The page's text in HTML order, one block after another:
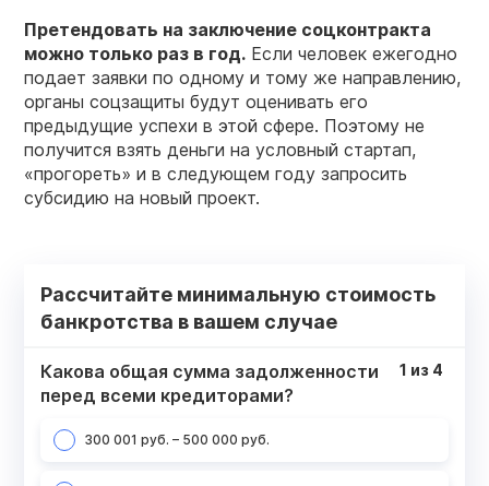
Претендовать на заключение соцконтракта
можно только раз в год. Если человек ежегодно
подает заявки по одному и тому же направлению,
органы соцзащиты будут оценивать его
предыдущие успехи в этой сфере. Поэтому не
получится взять деньги на условный стартап,
«прогореть» и в следующем году запросить
субсидию на новый проект.
Рассчитайте минимальную стоимость
банкротства в вашем случае
Какова общая сумма задолженности
перед всеми кредиторами?
300 001 руб. – 500 000 руб.
1 из 4